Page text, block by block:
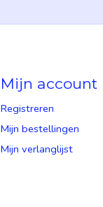
Mijn account
Registreren
Mijn bestellingen
Mijn verlanglijst